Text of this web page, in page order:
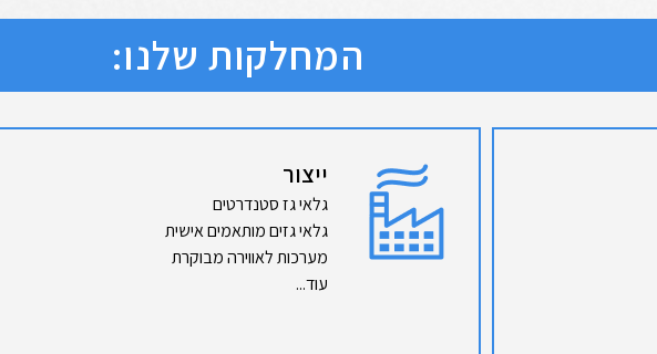
המחלקות שלנו:
ייצור
גלאי גז סטנדרטים
גלאי גזים מותאמים אישית
מערכות לאווירה מבוקרת
עוד...